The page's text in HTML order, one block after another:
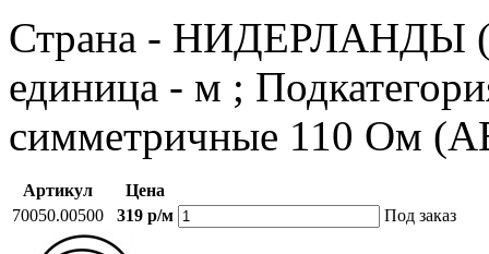
Страна - НИДЕРЛАНДЫ
единица - м ;
симметричные 110 Ом
Артикул
Цена
70050.00500
319 р/м Под заказ